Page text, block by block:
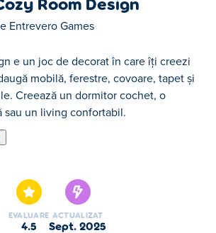
Entrevero Games
e un joc de decorat în care îți creezi
mobilă, ferestre, covoare, tapet și
Creează un dormitor cochet, o
sau un living confortabil.
mobilierului și a covoarelor până la
libertatea de a proiecta aspectul așa
obiectele, rotește-le pentru a se
EVALUARE
4.5
ACTUALIZAT
sept. 2025